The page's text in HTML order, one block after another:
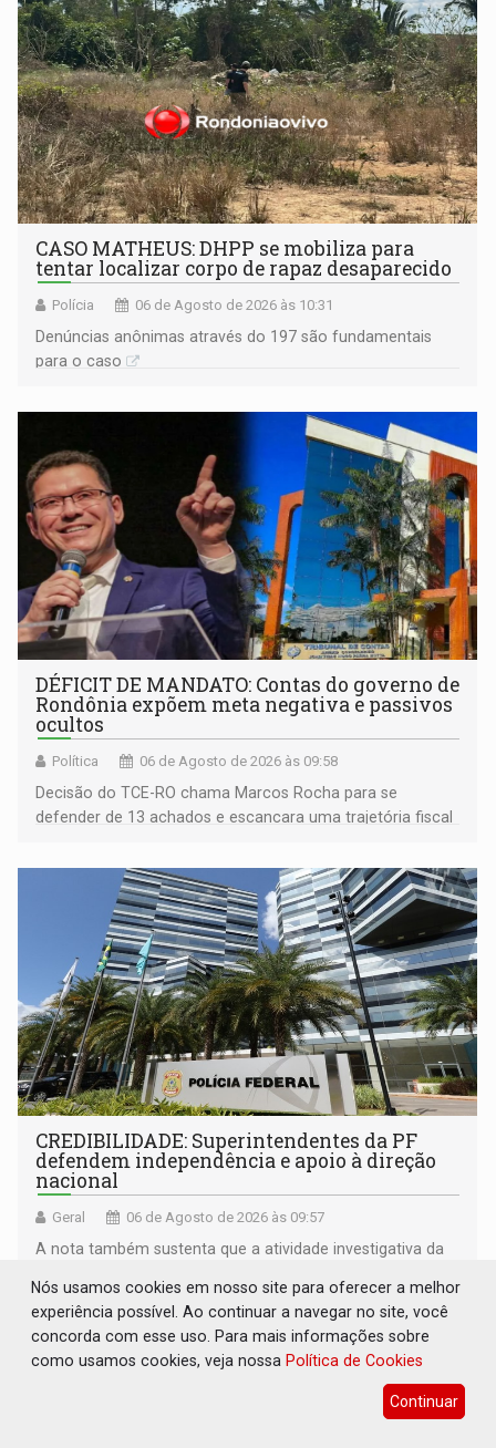
CASO MATHEUS: DHPP se mobiliza para
tentar localizar corpo de rapaz desaparecido
Polícia 06 de Agosto de 2026 às 10:31
Denúncias anônimas através do 197 são fundamentais
para o caso
DÉFICIT DE MANDATO: Contas do governo de
Rondônia expõem meta negativa e passivos
ocultos
Política 06 de Agosto de 2026 às 09:58
Decisão do TCE-RO chama Marcos Rocha para se
defender de 13 achados e escancara uma trajetória fiscal
mandato
CREDIBILIDADE: Superintendentes da PF
defendem independência e apoio à direção
nacional
Geral 06 de Agosto de 2026 às 09:57
A nota também sustenta que a atividade investigativa da
ideológicos ou pessoais
Nós usamos cookies em nosso site para oferecer a melhor
experiência possível. Ao continuar a navegar no site, você
concorda com esse uso. Para mais informações sobre
como usamos cookies, veja nossa Política de Cookies
Continuar